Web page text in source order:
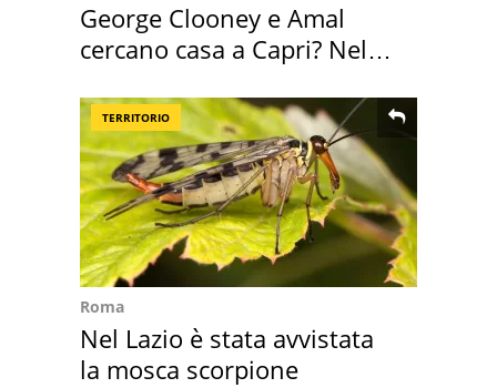
George Clooney e Amal
cercano casa a Capri? Nel
TERRITORIO
Roma
Nel Lazio è stata avvistata
la mosca scorpione